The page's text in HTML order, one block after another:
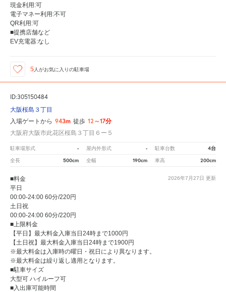
現金利用:可
電子マネー利用:不可
QR利用:可
■提携店舗など
EV充電器:なし
5 人がお気に入りの駐車場
ID:305150484
大阪桜島３丁目
入場ゲートから 943m 徒歩 12～17分
大阪府大阪市此花区桜島３丁目６ー５
駐車場形式 - 屋内外形式 - 駐車台数 4台
全長 500cm 全幅 190cm 車高 200cm
2026年7月27日 更新
■料金
平日
00:00-24:00 60分/220円
土日祝
00:00-24:00 60分/220円
■上限料金
【平日】最大料金入庫当日24時まで1000円
【土日祝】最大料金入庫当日24時まで1900円
※最大料金は入庫時の曜日・祝日により異なります。
※最大料金は繰り返し適用となります。
■駐車サイズ
大型可 ハイルーフ可
■入出庫可能時間